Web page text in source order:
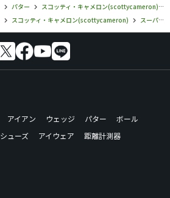
パター
スコッティ・キャメロン(scottycameron)
スコッティ・キャメロン(scottycameron) スーパーセレクト
アイアン ウェッジ パター
ボール
シューズ アイウェア
距離計測器